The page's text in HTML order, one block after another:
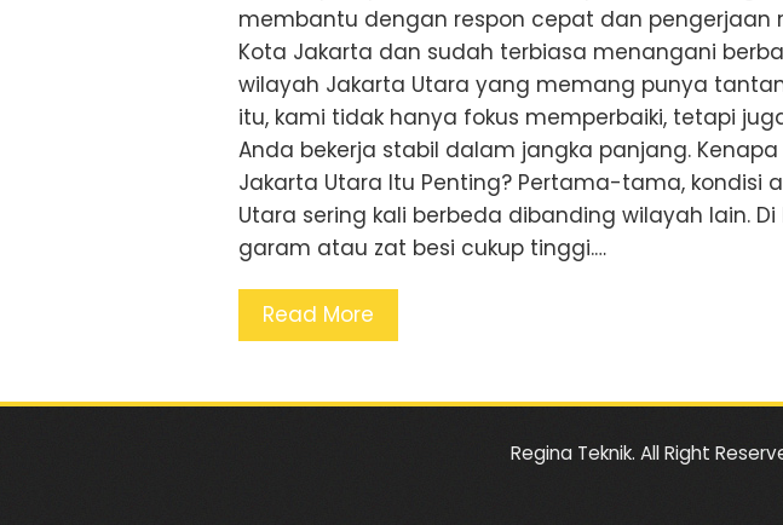
membantu dengan respon cepat dan pengerjaan
Kota Jakarta dan sudah terbiasa menangani
wilayah Jakarta Utara yang memang punya
itu, kami tidak hanya fokus memperbaiki, tetapi
Anda bekerja stabil dalam jangka panjang. Kenapa
Jakarta Utara Itu Penting? Pertama-tama, kondisi
Utara sering kali berbeda dibanding wilayah lain.
garam atau zat besi cukup tinggi.…
Read More
Regina Teknik. All Right